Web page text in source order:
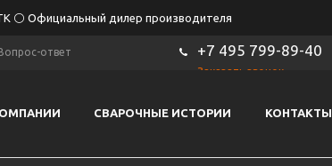
⚪ Официальный дилер производителя
ответ +7 495 799-89-40
Заказать звонок
СВАРОЧНЫЕ ИСТОРИИ КОНТАКТЫ